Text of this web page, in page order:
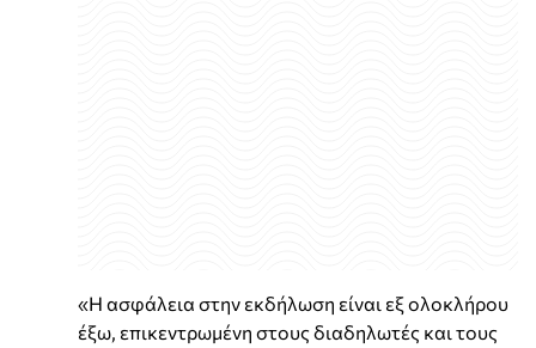
«Η ασφάλεια στην εκδήλωση είναι εξ ολοκλήρου
έξω, επικεντρωμένη στους διαδηλωτές και τους